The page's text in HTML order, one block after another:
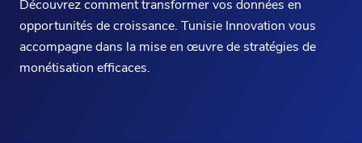
Découvrez comment transformer vos données en
opportunités de croissance. Tunisie Innovation vous
accompagne dans la mise en œuvre de stratégies de
monétisation efficaces.